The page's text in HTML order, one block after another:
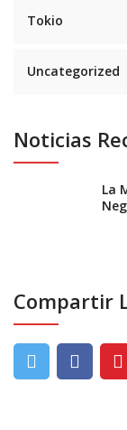
Tokio
Uncategorized
Noticias
La
Compartir